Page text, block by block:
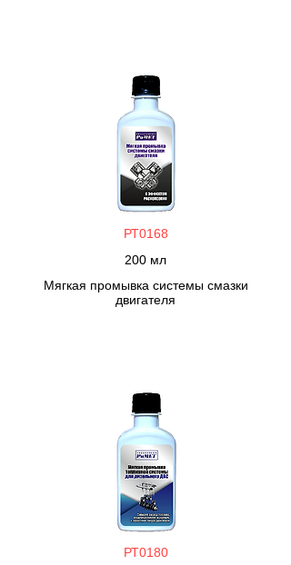
РТ0168
200 мл
Мягкая промывка системы смазки
двигателя
РТ0180